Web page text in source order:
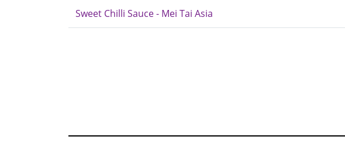
Sweet Chilli Sauce - Mei Tai Asia